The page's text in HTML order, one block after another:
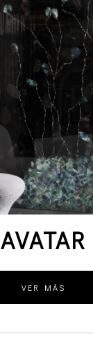
AVATAR
VER MÁS